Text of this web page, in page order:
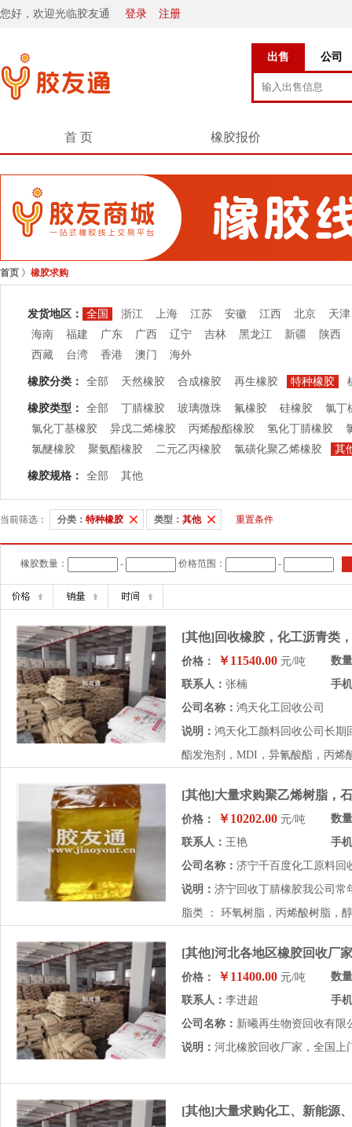
您好，欢迎光临胶友通 登录 注册
出售 公司
首 页 橡胶报价
首页 》 橡胶求购
发货地区： 全国 浙江 上海 江苏 安徽 江西 北京
天津
海南
福建 广东 广西 辽宁 吉林 黑龙江 新疆
陕西
西藏
台湾 香港 澳门 海外
橡胶分类： 全部 天然橡胶 合成橡胶 再生橡胶 特种橡胶
橡胶类型： 全部 丁腈橡胶 玻璃微珠 氟橡胶 硅橡胶
氯丁
氯化丁基橡胶
异戊二烯橡胶 丙烯酸酯橡胶 氢化丁腈橡胶
氯醚橡胶
聚氨酯橡胶 二元乙丙橡胶 氯磺化聚乙烯橡胶 其
橡胶规格： 全部 其他
当前筛选： 分类： 特种橡胶 类型： 其他 重置条件
橡胶数量： - 价格范围： -
[其他]回收橡胶，化工沥青类
价格： ￥11540.00 元/吨
数
联系人： 张楠
手
公司名称： 鸿天化工回收公司
说明： 鸿天化工颜料回收公司长期
酯发泡剂，MDI，异氰酸酯，丙烯
[其他]大量求购聚乙烯树脂，
价格： ￥10202.00 元/吨
数
联系人： 王艳
手
公司名称： 济宁千百度化工原料回
说明： 济宁回收丁腈橡胶我公司常
脂类 ： 环氧树脂，丙烯酸树脂，
[其他]河北各地区橡胶回收厂
价格： ￥11400.00 元/吨
数
联系人： 李进超
手
公司名称： 新曦再生物资回收有限
说明： 河北橡胶回收厂家，全国上
[其他]大量求购化工、新能源